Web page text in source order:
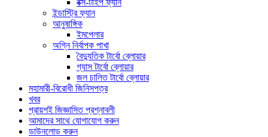
বক্স-টাইপ ফ্যান
ইন্ডাস্ট্রি ফ্যান
আনুষাঙ্গিক
ইমপেলার
অগ্নি নির্বাপক পাখা
বৈদ্যুতিক টার্বো ব্লোয়ার
গ্যাস টার্বো ব্লোয়ার
জল চালিত টার্বো ব্লোয়ার
মহামারী-বিরোধী জিনিসপত্র
খবর
প্রায়শই জিজ্ঞাসিত প্রশ্নাবলী
আমাদের সাথে যোগাযোগ করুন
ডাউনলোড করুন